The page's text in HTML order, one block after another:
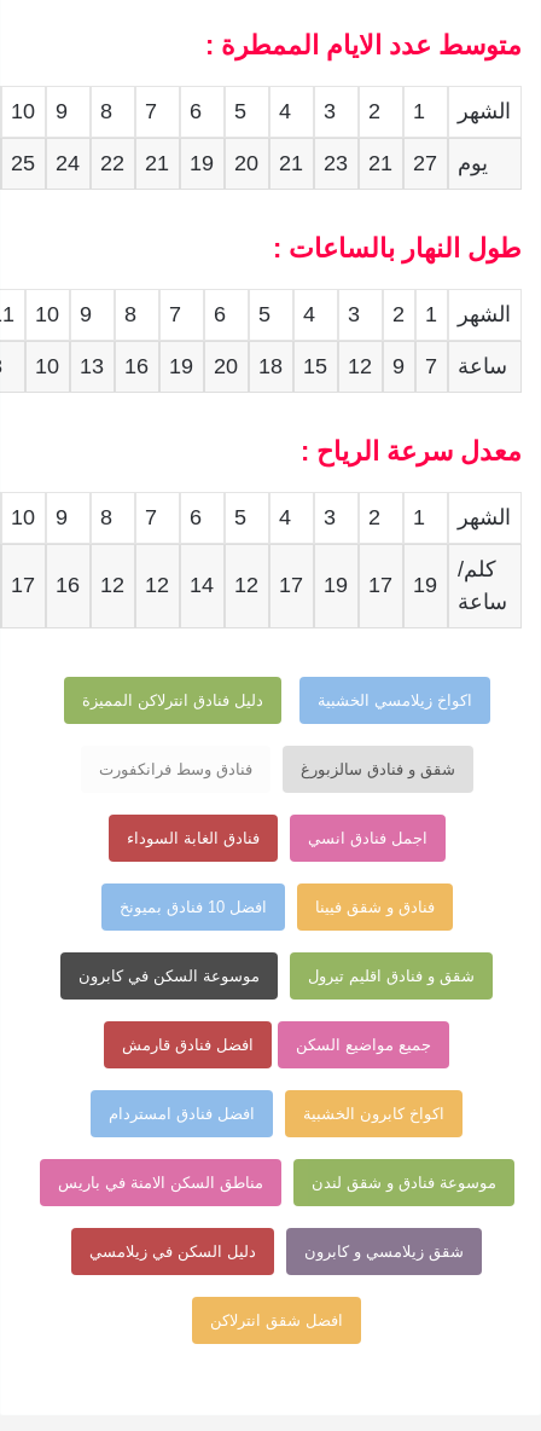
متوسط عدد الايام الممطرة :
الشهر 1
2
3
4
5
6
7
8
9
10
يوم 27
21
23
21
20
19
21
22
24
25
طول النهار بالساعات :
الشهر 1
2
3
4
5
6
7
8
9
10
ساعة 7
9
12
15
18
20
19
16
13
10
معدل سرعة الرياح :
الشهر 1
2
3
4
5
6
7
8
9
10
كلم/
ساعة
19
17
19
17
12
14
12
12
16
17
اكواخ زيلامسي الخشبية دليل فنادق انترلاكن المميزة
شقق و فنادق سالزبورغ فنادق وسط فرانكفورت
اجمل فنادق انسي فنادق الغابة السوداء
فنادق و شقق فيينا افضل 10 فنادق بميونخ
شقق و فنادق اقليم تيرول موسوعة السكن في كابرون
جميع مواضيع السكن افضل فنادق قارمش
اكواخ كابرون الخشبية افضل فنادق امستردام
موسوعة فنادق و شقق لندن مناطق السكن الامنة في باريس
شقق زيلامسي و كابرون دليل السكن في زيلامسي
افضل شقق انترلاكن